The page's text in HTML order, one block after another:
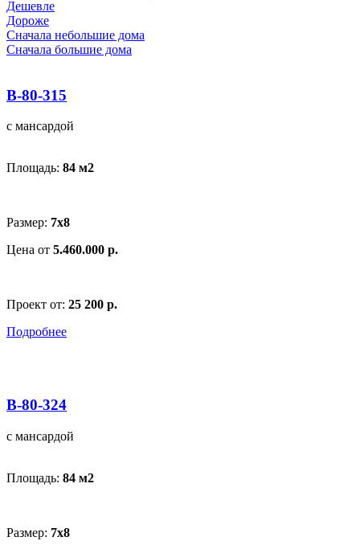
Дешевле
Дороже
Сначала небольшие дома
Сначала большие дома
В-80-315
с мансардой
Площадь: 84 м2
Размер: 7x8
Цена от 5.460.000 р.
Проект от: 25 200 р.
Подробнее
В-80-324
с мансардой
Площадь: 84 м2
Размер: 7x8